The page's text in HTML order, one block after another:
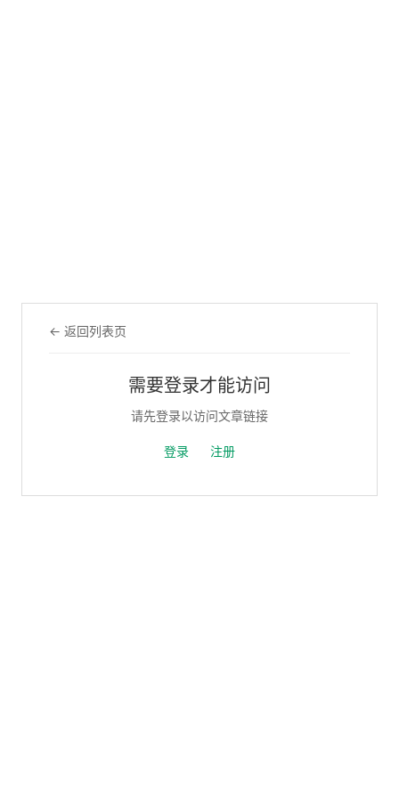
← 返回列表页
需要登录才能访问
请先登录以访问文章链接
登录 注册